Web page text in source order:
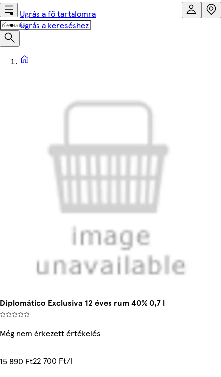
Ugrás a fő tartalomra
Ugrás a kereséshez
Diplomático Exclusiva 12 éves rum 40% 0,7 l
Még nem érkezett értékelés
15 890 Ft22 700 Ft/l